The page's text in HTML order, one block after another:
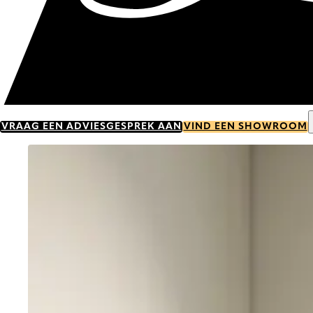
VRAAG EEN ADVIESGESPREK AAN VIND EEN SHOWROOM
Go to item 0